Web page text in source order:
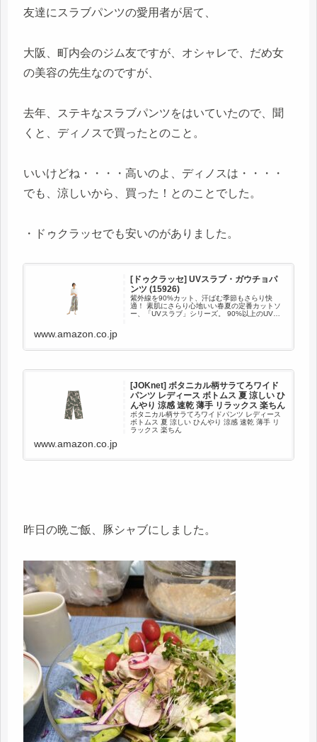
友達にスラブパンツの愛用者が居て、
大阪、町内会のジム友ですが、オシャレで、だめ女
の美容の先生なのですが、
去年、ステキなスラブパンツをはいていたので、聞
くと、ディノスで買ったとのこと。
いいけどね・・・・高いのよ、ディノスは・・・・
でも、涼しいから、買った！とのことでした。
・ドゥクラッセでも安いのがありました。
[ドゥクラッセ] UVスラブ・ガウチョパ
ンツ (15926)
紫外線を90%カット、汗ばむ季節もさらり快
適！ 素肌にさらり心地いい春夏の定番カットソ
ー、「UVスラブ」シリーズ。 90%以上のUVカ
www.amazon.co.jp
[JOKnet] ボタニカル柄サラてろワイド
パンツ レディース ボトムス 夏 涼しい ひ
んやり 涼感 速乾 薄手 リラックス 楽ちん
ボタニカル柄サラてろワイドパンツ レディース
ボトムス 夏 涼しい ひんやり 涼感 速乾 薄手 リ
ラックス 楽ちん
www.amazon.co.jp
昨日の晩ご飯、豚シャブにしました。